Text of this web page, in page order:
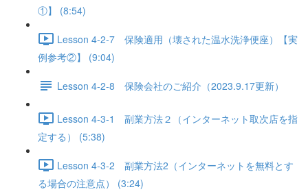
①】 (8:54)
Lesson 4-2-7 保険適用（壊された温水洗浄便座）【実
例参考②】 (9:04)
Lesson 4-2-8 保険会社のご紹介（2023.9.17更新）
Lesson 4-3-1 副業方法２（インターネット取次店を指
定する） (5:38)
Lesson 4-3-2 副業方法2（インターネットを無料とす
る場合の注意点） (3:24)